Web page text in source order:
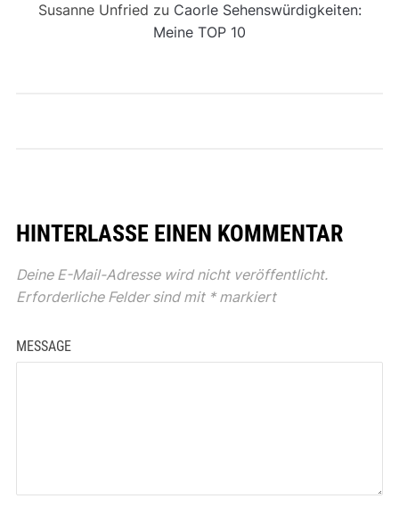
Susanne Unfried zu Caorle Sehenswürdigkeiten:
Meine TOP 10
HINTERLASSE EINEN KOMMENTAR
Deine E-Mail-Adresse wird nicht veröffentlicht.
Erforderliche Felder sind mit *markiert
MESSAGE